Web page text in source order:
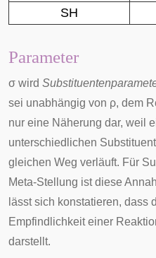
SH
Parameter
σ wird
sei unabhängig von ρ, dem
nur eine Näherung dar, weil
unterschiedlichen
gleichen Weg verläuft. Für
Meta-Stellung ist diese
lässt sich konstatieren, dass
Empfindlichkeit einer
darstellt.